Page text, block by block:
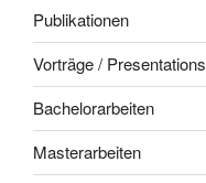
Publikationen
Vorträge / Presentations
Bachelorarbeiten
Masterarbeiten